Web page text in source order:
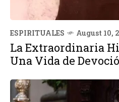
ESPIRITUALES August 10,
La Extraordinaria
Una Vida de